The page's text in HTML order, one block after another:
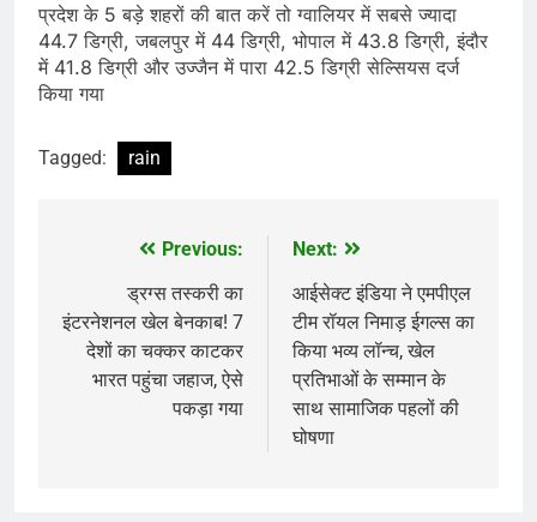
प्रदेश के 5 बड़े शहरों की बात करें तो ग्वालियर में सबसे ज्यादा
44.7 डिग्री, जबलपुर में 44 डिग्री, भोपाल में 43.8 डिग्री, इंदौर
में 41.8 डिग्री और उज्जैन में पारा 42.5 डिग्री सेल्सियस दर्ज
किया गया
Tagged: rain
navigation
Previous:
ड्रग्स तस्करी का
इंटरनेशनल खेल बेनकाब! 7
देशों का चक्कर काटकर
भारत पहुंचा जहाज, ऐसे
पकड़ा गया
Next:
आईसेक्ट इंडिया ने एमपीएल
टीम रॉयल निमाड़ ईगल्स का
किया भव्य लॉन्च, खेल
प्रतिभाओं के सम्मान के
साथ सामाजिक पहलों की
घोषणा